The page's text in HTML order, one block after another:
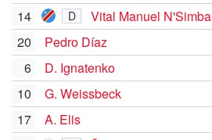
14
D
Vital Manuel N'Simba
20
Pedro Díaz
6 D. Ignatenko
10 G. Weissbeck
17
A. Elis